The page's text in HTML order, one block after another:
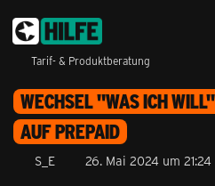
Tarif- & Produktberatung
WECHSEL "WAS ICH
AUF PREPAID
S_E 26. Mai 2024 um 21:24